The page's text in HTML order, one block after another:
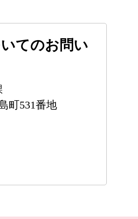
てのお問い
町531番地